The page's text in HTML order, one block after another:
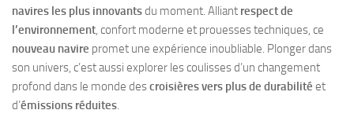
navires les plus innovantsdu moment. Alliant respect de
l’environnement, confort moderne et prouesses techniques, ce
nouveau navire promet une expérience inoubliable. Plonger dans
son univers, c’est aussi explorer les coulisses d’un changement
profond dans le monde descroisières vers plus de durabilité et
d’émissions réduites.